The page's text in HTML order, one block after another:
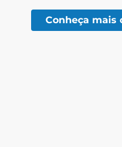
Conheça mais